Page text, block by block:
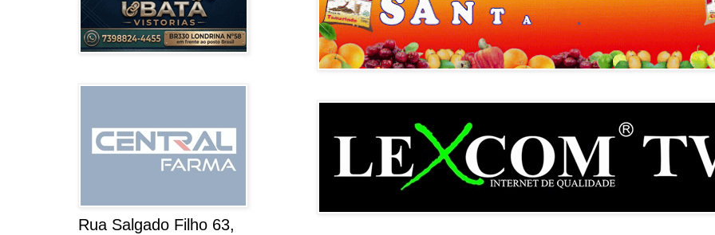
Rua Salgado Filho 63,